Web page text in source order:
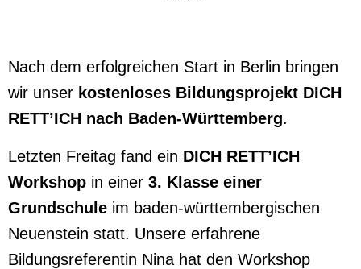
Nach dem erfolgreichen Start in Berlin bringen
wir unser kostenloses Bildungsprojekt DICH
RETT’ICH nach Baden-Württemberg.
Letzten Freitag fand ein DICH RETT’ICH
Workshop in einer 3. Klasse einer
Grundschule im baden-württembergischen
Neuenstein statt. Unsere erfahrene
Bildungsreferentin Nina hat den Workshop